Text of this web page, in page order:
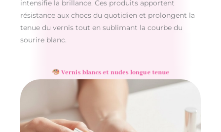
intensifie la brillance. Ces produits apportent
résistance aux chocs du quotidien et prolongent la
tenue du vernis tout en sublimant la courbe du
sourire blanc.
Vernis blancs et nudes longue tenue